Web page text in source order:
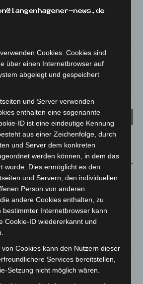
13.9°
1m/s 84%
27° 23°
kehren nach
Spanien zurück
in Neuwarmbüchen schnell
Cookies. Cookies sind
über einen Internetbrowser auf
abgelegt und gespeichert
und Server verwenden
enthalten eine sogenannte
ID ist eine eindeutige Kennung
aus einer Zeichenfolge, durch
und Server dem konkreten
werden können, in dem das
wurde. Dies ermöglicht es den
und Servern, den individuellen
Person von anderen
andere Cookies enthalten, zu
bestimmter Internetbrowser kann
Cookie-ID wiedererkannt und
Cookies kann den Nutzern dieser
Services bereitstellen,
Setzung nicht möglich wären.